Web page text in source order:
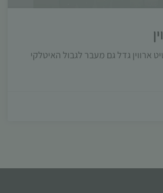
ארווין גדל גם מעבר לגבול האיטלקי